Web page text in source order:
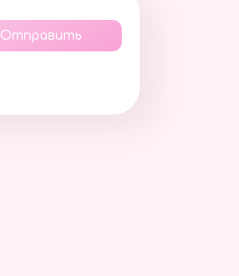
Отправить